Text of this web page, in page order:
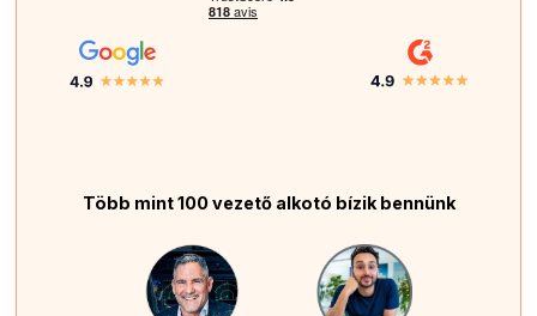
Több mint 100 vezető alkotó bízik bennünk